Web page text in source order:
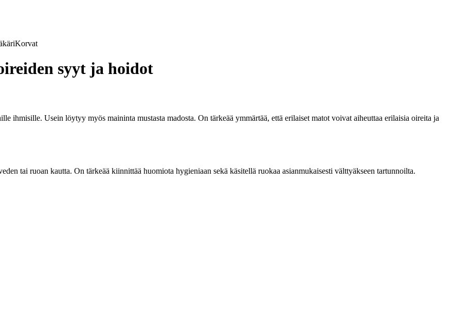
Korvat
syyt ja hoidot
ihmisille. Usein löytyy myös maininta mustasta madosta. On tärkeää ymmärtää, että erilaiset matot voivat aiheuttaa erilaisia oireita ja
tai ruoan kautta. On tärkeää kiinnittää huomiota hygieniaan sekä käsitellä ruokaa asianmukaisesti välttyäkseen tartunnoilta.